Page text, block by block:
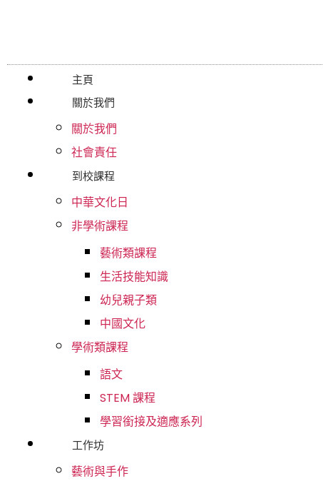
主頁
關於我們
關於我們
社會責任
到校課程
中華文化日
非學術課程
藝術類課程
生活技能知識
幼兒親子類
中國文化
學術類課程
語⽂
STEM 課程
學習銜接及適應系列
工作坊
藝術與手作